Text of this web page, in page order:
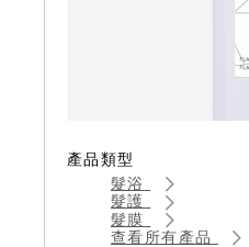
產品類型
髮浴
髮護
髮膜
查看所有產品